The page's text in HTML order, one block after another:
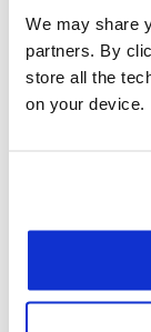
We may share
partners. By
store all the
on your device.
A MotoRad
Combustível
fornecer a
combustível